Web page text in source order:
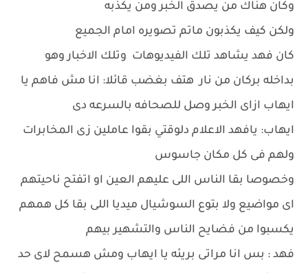
وكان هناك من يصدق الخبر ومن يكذبه
ولكن كيف يكذبون ماتم تصويره امام الجميع
كان فهد يشاهد تلك الفيديوهات وتلك الاخبار وهو
بداخله بركان من نار هتف بغضب قائلا: انا مش فاهم يا
ايهاب ازاى الخبر وصل للصحافه بالسرعه دى
ايهاب: يافهد الاعلام دلوقتي بقوا عاملين زى المخابرات
ولهم فى كل مكان جاسوس
وخصوصا بقا الناس اللى عليهم العين او اتفتح ناحيتهم
اى مواضيع ولا بتوع السوشيال ميديا اللى بقا كل همهم
يكسبوا من فضايح الناس والتشهير بيهم
فهد : بس انا مراتى بريئه يا ايهاب ومش هسمح لاى حد